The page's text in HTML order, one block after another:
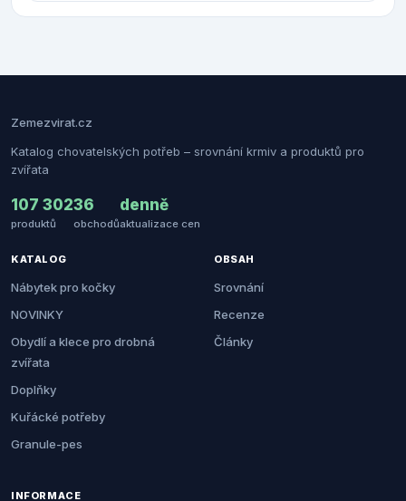
Zemezvirat.cz
Katalog chovatelských potřeb – srovnání krmiv a produktů pro
zvířata
107 302
produktů
36
obchodů
denně
aktualizace cen
KATALOG
Nábytek pro kočky
NOVINKY
Obydlí a klece pro drobná
zvířata
Doplňky
Kuřácké potřeby
Granule-pes
OBSAH
Srovnání
Recenze
Články
INFORMACE